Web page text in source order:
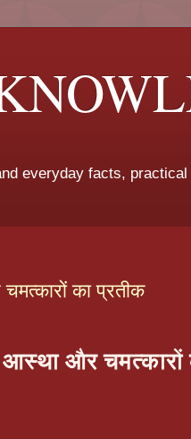
everyday facts,
का प्रतीक
आस्था और चमत्कारों